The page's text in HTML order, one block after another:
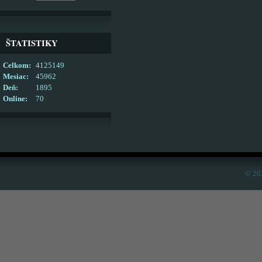
ŠTATISTIKY
Online: 70
Celkom:
4125149
Mesiac:
45962
Deň:
1895
©